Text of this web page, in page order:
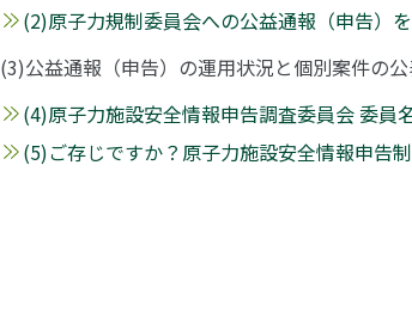
(2)原子力規制委員会への公益通報（申告）
(3)公益通報（申告）の運用状況と個別案件の
(4)原子力施設安全情報申告調査委員会 委員
(5)ご存じですか？原子力施設安全情報申告制